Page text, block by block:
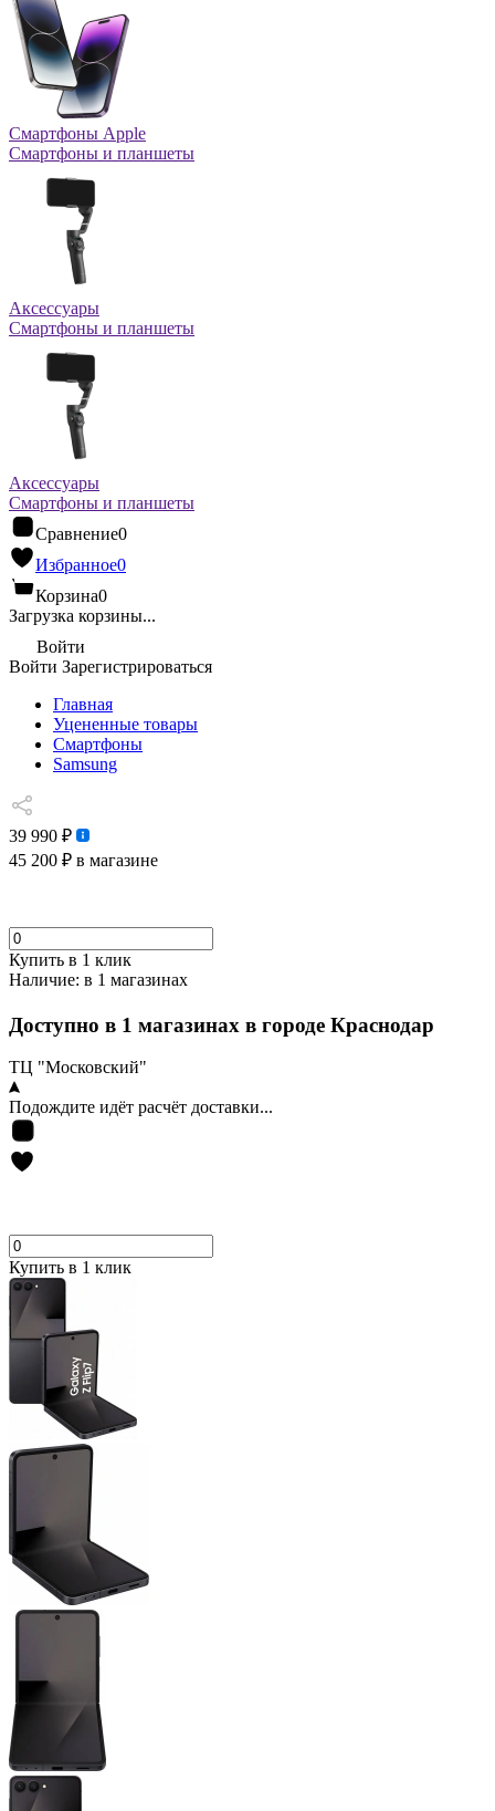
Смартфоны Apple
Смартфоны и планшеты
Аксессуары
Смартфоны и планшеты
Аксессуары
Смартфоны и планшеты
Сравнение0
Избранное0
Корзина0
Загрузка корзины...
Войти
Войти Зарегистрироваться
Главная
Уцененные товары
Cмартфоны
Samsung
39 990 ₽
45 200 ₽ в магазине
Купить в 1 клик
Наличие: в 1 магазинах
Доступно в 1 магазинах в городе Краснодар
ТЦ "Московский"
Подождите идёт расчёт доставки...
Купить в 1 клик